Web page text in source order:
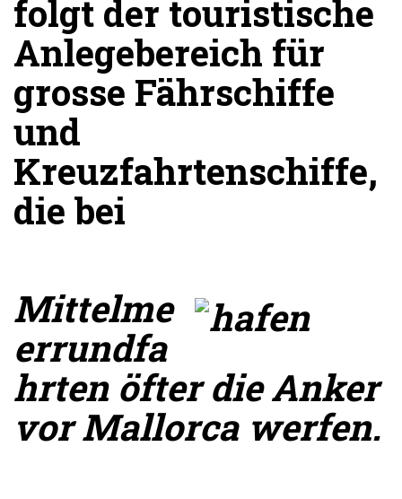
folgt der touristische
Anlegebereich für
grosse Fährschiffe
und
Kreuzfahrtenschiffe,
die bei
Mittelme
errundfa
hrten öfter die Anker
vor Mallorca werfen.